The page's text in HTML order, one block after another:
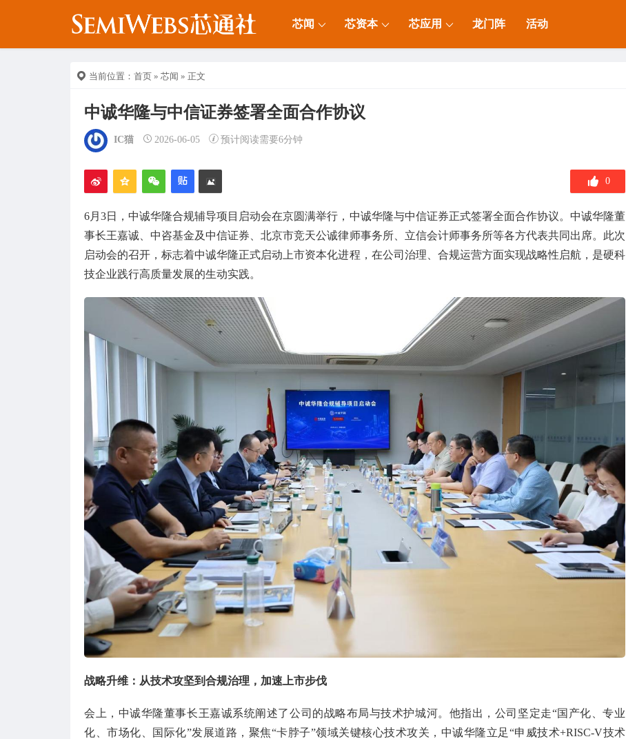
芯闻 芯资本 芯应用 龙门阵 活动
当前位置： 首页 » 芯闻 » 正文
中诚华隆与中信证券签署全面合作协议
IC猫 2026-06-05 预计阅读需要6分钟
0
6月3日，中诚华隆合规辅导项目启动会在京圆满举行，中诚华隆与中信证券正式签署全面合作协议。中诚华隆董
事长王嘉诚、中咨基金及中信证券、北京市竞天公诚律师事务所、立信会计师事务所等各方代表共同出席。此次
启动会的召开，标志着中诚华隆正式启动上市资本化进程，在公司治理、合规运营方面实现战略性启航，是硬科
技企业践行高质量发展的生动实践。
战略升维：从技术攻坚到合规治理，加速上市步伐
会上，中诚华隆董事长王嘉诚系统阐述了公司的战略布局与技术护城河。他指出，公司坚定走“国产化、专业
化、市场化、国际化”发展道路，聚焦“卡脖子”领域关键核心技术攻关，中诚华隆立足“申威技术+RISC-V技术